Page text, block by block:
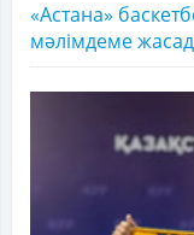
«Астана»
мәлімдеме